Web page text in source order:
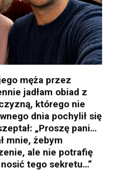
męża przez
jadłam obiad z
którego nie
dnia pochylił się
„Proszę pani…
mnie, żebym
ale nie potrafię
tego sekretu…”